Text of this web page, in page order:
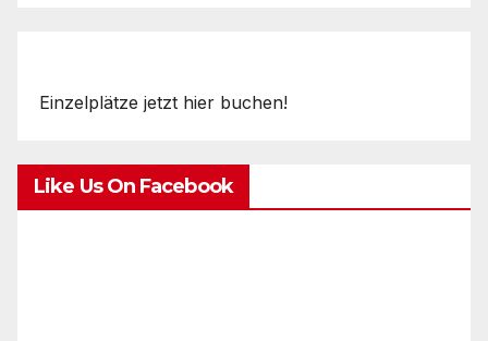
Einzelplätze jetzt hier buchen!
Like Us On Facebook